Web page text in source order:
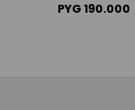
PYG 190.000